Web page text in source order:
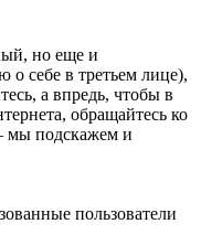
но еще и
о себе в третьем лице),
а впредь, чтобы в
обращайтесь ко
мы подскажем и
пользователи